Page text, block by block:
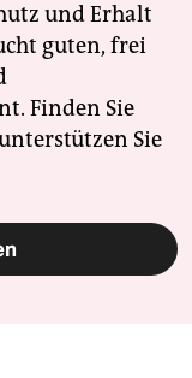
und Erhalt
guten, frei
Finden Sie
Sie